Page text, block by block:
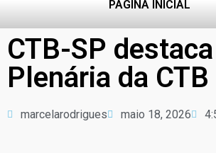
PÁGINA INICIAL
CTB-SP
Plenária da
marcelarodrigues maio 18, 2026